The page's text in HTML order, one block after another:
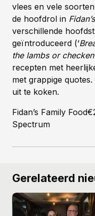
vlees en vele
de hoofdrol in
verschillende
geïntroduceerd (‘
the lambs or
recepten met
met grappige
uit te koken.
Fidan’s Family
Spectrum
Gerelateerd